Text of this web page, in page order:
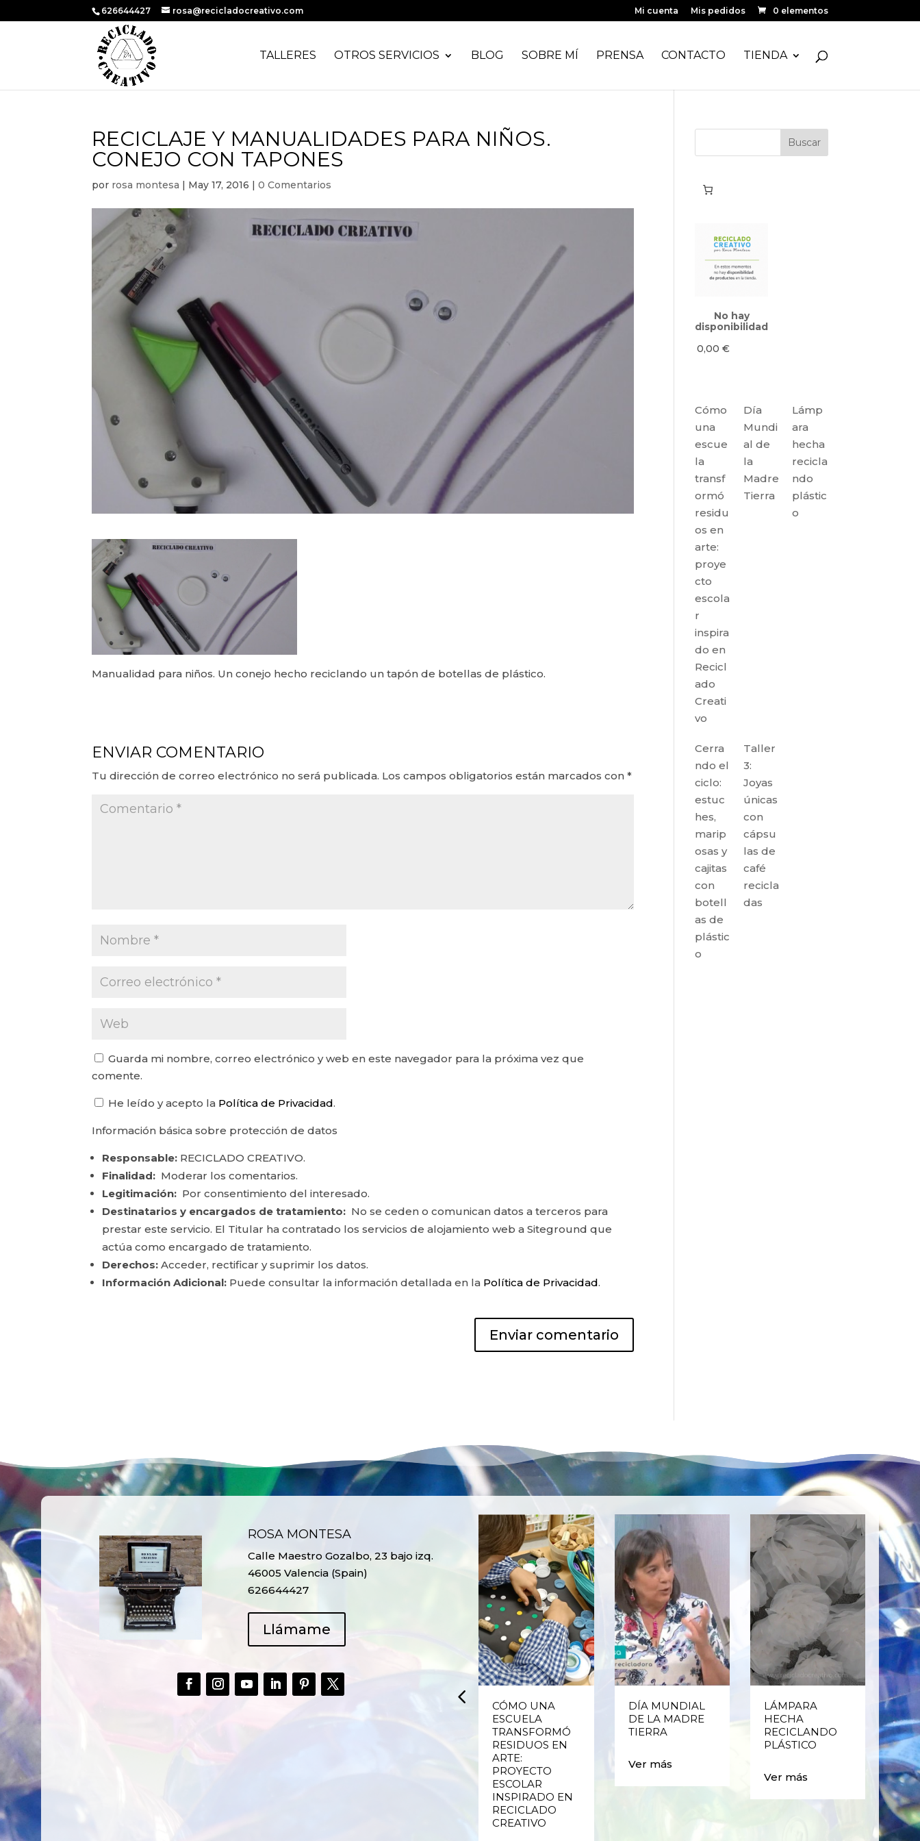
626644427 rosa@recicladocreativo.com Mi cuenta Mis pedidos 0 elementos
TALLERES OTROS SERVICIOS BLOG SOBRE MÍ PRENSA CONTACTO TIENDA
RECICLAJE Y MANUALIDADES PARA NIÑOS.
CONEJO CON TAPONES
por rosa montesa | May 17, 2016 |0 Comentarios
Manualidad para niños. Un conejo hecho reciclando un tapón de botellas de plástico.
ENVIAR COMENTARIO
Tu dirección de correo electrónico no será publicada. Los campos obligatorios están marcados con*
Guarda mi nombre, correo electrónico y web en este navegador para la próxima vez que
comente.
He leído y acepto la Política de Privacidad.
Información básica sobre protección de datos
Responsable: RECICLADO CREATIVO.
Finalidad: Moderar los comentarios.
Legitimación: Por consentimiento del interesado.
Destinatarios y encargados de tratamiento: No se ceden o comunican datos a terceros para
prestar este servicio. El Titular ha contratado los servicios de alojamiento web a Siteground que
actúa como encargado de tratamiento.
Derechos: Acceder, rectificar y suprimir los datos.
Información Adicional: Puede consultar la información detallada en la Política de Privacidad.
No hay
disponibilidad
0,00€
Cómo
una
escue
la
transf
ormó
residu
os en
arte:
proye
cto
escola
r
inspira
do en
Recicl
ado
Creati
vo
Día
Mundi
al de
la
Madre
Tierra
Lámp
ara
hecha
recicla
ndo
plástic
o
Cerra
ndo el
ciclo:
estuc
hes,
marip
osas y
cajitas
con
botell
as de
plástic
o
Taller
3:
Joyas
únicas
con
cápsu
las de
café
recicla
das
ROSA MONTESA
Calle Maestro Gozalbo, 23 bajo izq.
46005 Valencia (Spain)
626644427
Llámame
RECICLADO EN
CÓMO UNA
ESCUELA
TRANSFORMÓ
RESIDUOS EN
ARTE:
PROYECTO
ESCOLAR
INSPIRADO EN
RECICLADO
CREATIVO
DÍA MUNDIAL
DE LA MADRE
TIERRA
Ver más
LÁMPARA
HECHA
RECICLANDO
PLÁSTICO
Ver más